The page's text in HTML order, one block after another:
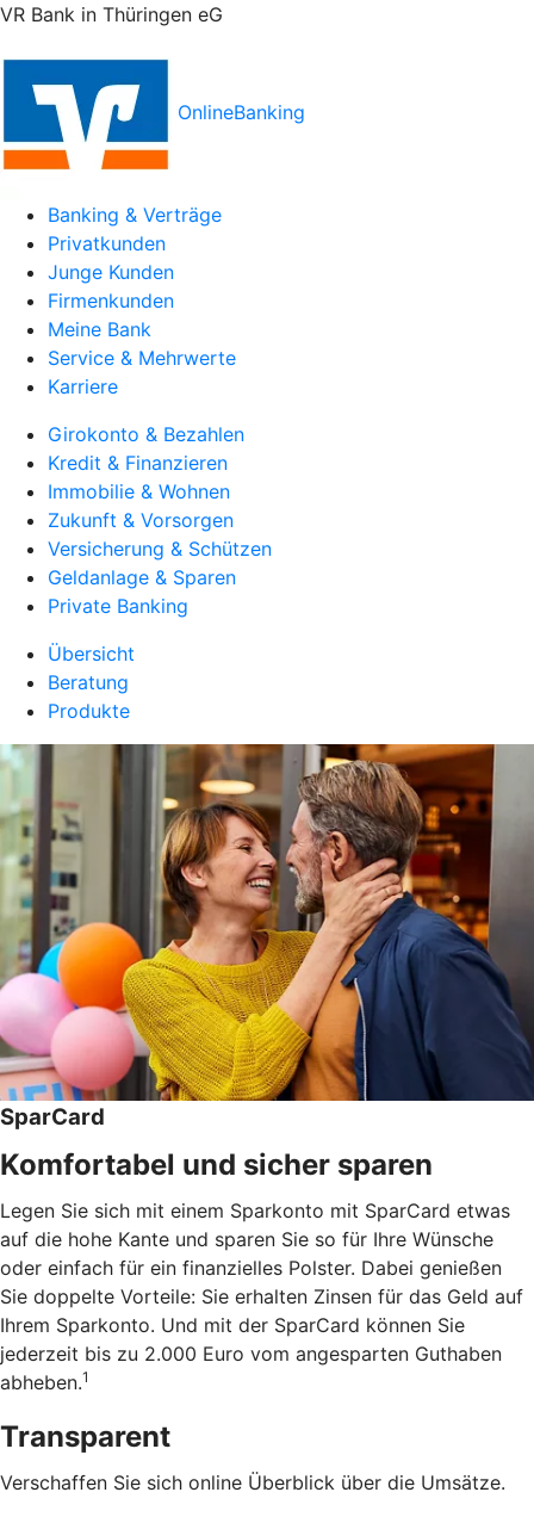
VR Bank in Thüringen eG
OnlineBanking
Banking & Verträge
Privatkunden
Junge Kunden
Firmenkunden
Meine Bank
Service & Mehrwerte
Karriere
Girokonto & Bezahlen
Kredit & Finanzieren
Immobilie & Wohnen
Zukunft & Vorsorgen
Versicherung & Schützen
Geldanlage & Sparen
Private Banking
Übersicht
Beratung
Produkte
SparCard
Komfortabel und sicher sparen
Legen Sie sich mit einem Sparkonto mit SparCard etwas
auf die hohe Kante und sparen Sie so für Ihre Wünsche
oder einfach für ein finanzielles Polster. Dabei genießen
Sie doppelte Vorteile: Sie erhalten Zinsen für das Geld auf
Ihrem Sparkonto. Und mit der SparCard können Sie
jederzeit bis zu 2.000 Euro vom angesparten Guthaben
abheben.1
Transparent
Verschaffen Sie sich online Überblick über die Umsätze.